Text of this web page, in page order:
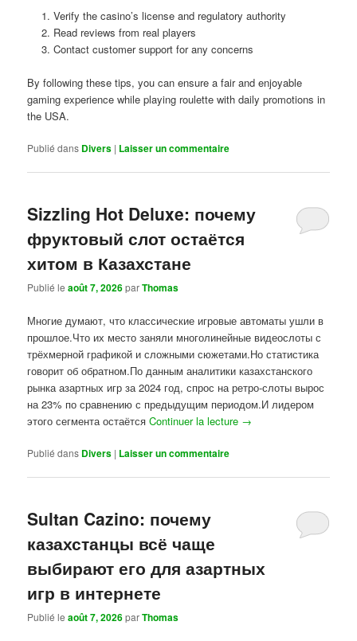
Verify the casino’s license and regulatory authority
Read reviews from real players
Contact customer support for any concerns
By following these tips, you can ensure a fair and enjoyable
gaming experience while playing roulette with daily promotions in
the USA.
Publié dans Divers | Laisser un commentaire
Sizzling Hot Deluxe: почему
фруктовый слот остаётся
хитом в Казахстане
Publié leaoût 7, 2026parThomas
Многие думают, что классические игровые автоматы ушли в
прошлое.Что их место заняли многолинейные видеослоты с
трёхмерной графикой и сложными сюжетами.Но статистика
говорит об обратном.По данным аналитики казахстанского
рынка азартных игр за 2024 год, спрос на ретро-слоты вырос
на 23% по сравнению с предыдущим периодом.И лидером
этого сегмента остаётсяContinuer la lecture →
Publié dans Divers | Laisser un commentaire
Sultan Cazino: почему
казахстанцы всё чаще
выбирают его для азартных
игр в интернете
Publié leaoût 7, 2026parThomas